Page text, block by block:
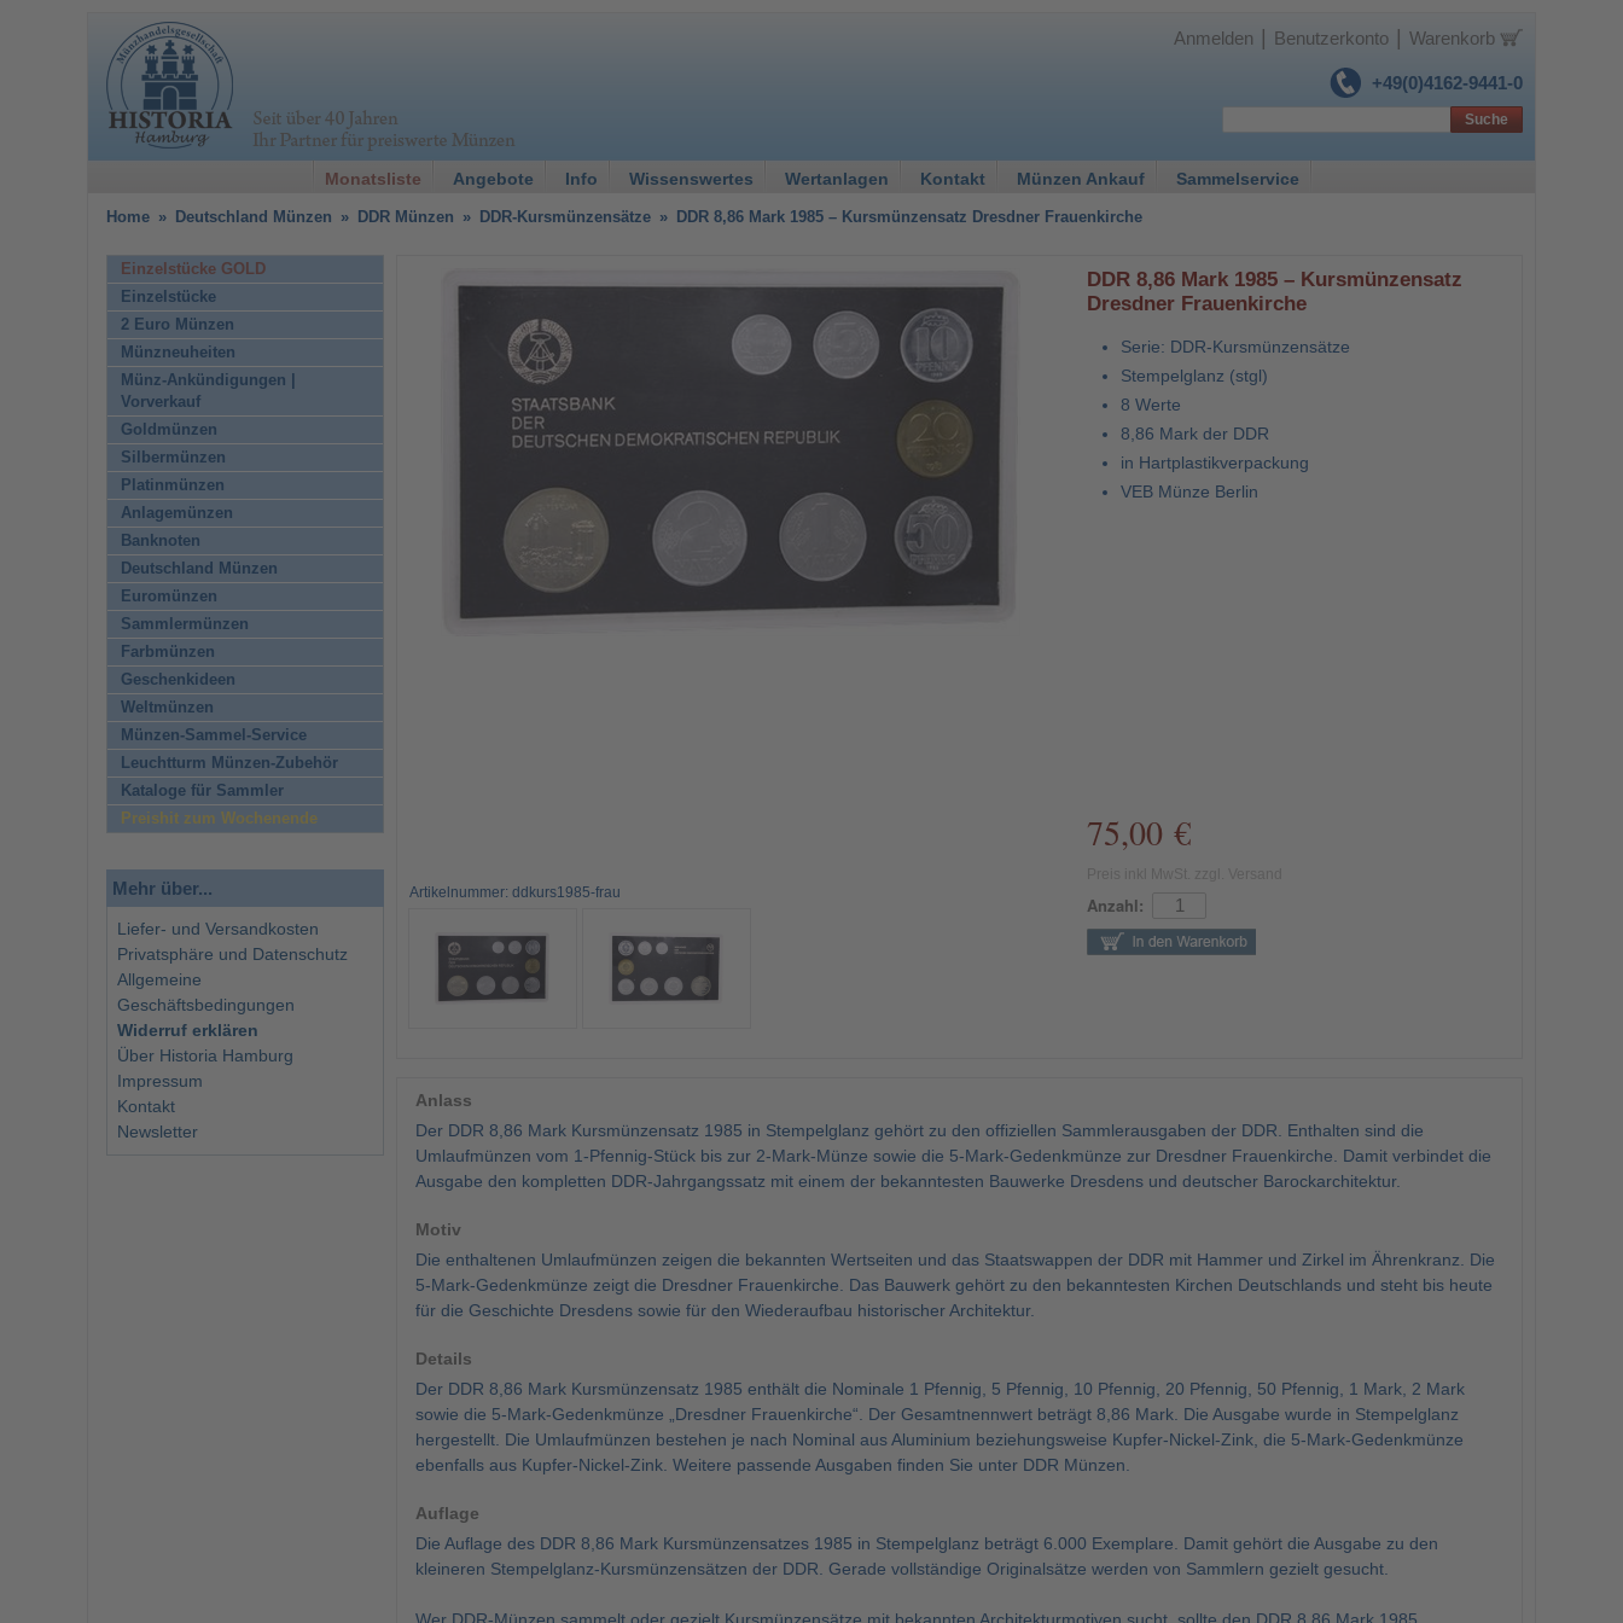
+49(0)4162-9441-0
Anmelden Benutzerkonto Warenkorb
Monatsliste Angebote Info Wissenswertes Wertanlagen Kontakt Münzen Ankauf Sammelservice
Suche
Home » Deutschland Münzen » DDR Münzen » DDR-Kursmünzensätze » DDR 8,86 Mark 1985 – Kursmünzensatz Dresdner Frauenkirche
Artikelnummer: ddkurs1985-frau
DDR 8,86 Mark 1985 – Kursmünzensatz
Dresdner Frauenkirche
Serie: DDR-Kursmünzensätze
Stempelglanz (stgl)
8 Werte
8,86 Mark der DDR
in Hartplastikverpackung
VEB Münze Berlin
75,00 €
Anzahl:
Anlass
Der DDR 8,86 Mark Kursmünzensatz 1985 in Stempelglanz gehört zu den offiziellen Sammlerausgaben der DDR. Enthalten sind die
Umlaufmünzen vom 1-Pfennig-Stück bis zur 2-Mark-Münze sowie die 5-Mark-Gedenkmünze zur Dresdner Frauenkirche. Damit verbindet die
Ausgabe den kompletten DDR-Jahrgangssatz mit einem der bekanntesten Bauwerke Dresdens und deutscher Barockarchitektur.
Motiv
Die enthaltenen Umlaufmünzen zeigen die bekannten Wertseiten und das Staatswappen der DDR mit Hammer und Zirkel im Ährenkranz. Die
5-Mark-Gedenkmünze zeigt die Dresdner Frauenkirche. Das Bauwerk gehört zu den bekanntesten Kirchen Deutschlands und steht bis heute
für die Geschichte Dresdens sowie für den Wiederaufbau historischer Architektur.
Details
Der DDR 8,86 Mark Kursmünzensatz 1985 enthält die Nominale 1 Pfennig, 5 Pfennig, 10 Pfennig, 20 Pfennig, 50 Pfennig, 1 Mark, 2 Mark
sowie die 5-Mark-Gedenkmünze „Dresdner Frauenkirche“. Der Gesamtnennwert beträgt 8,86 Mark. Die Ausgabe wurde in Stempelglanz
hergestellt. Die Umlaufmünzen bestehen je nach Nominal aus Aluminium beziehungsweise Kupfer-Nickel-Zink, die 5-Mark-Gedenkmünze
ebenfalls aus Kupfer-Nickel-Zink. Weitere passende Ausgaben finden Sie unter DDR Münzen.
Auflage
Die Auflage des DDR 8,86 Mark Kursmünzensatzes 1985 in Stempelglanz beträgt 6.000 Exemplare. Damit gehört die Ausgabe zu den
kleineren Stempelglanz-Kursmünzensätzen der DDR. Gerade vollständige Originalsätze werden von Sammlern gezielt gesucht.
Einzelstücke GOLD
Einzelstücke
2 Euro Münzen
Münzneuheiten
Münz-Ankündigungen |
Vorverkauf
Goldmünzen
Silbermünzen
Platinmünzen
Anlagemünzen
Banknoten
Deutschland Münzen
Euromünzen
Sammlermünzen
Farbmünzen
Geschenkideen
Weltmünzen
Münzen-Sammel-Service
Leuchtturm Münzen-Zubehör
Kataloge für Sammler
Preishit zum Wochenende
Mehr über...
Liefer- und Versandkosten
Privatsphäre und Datenschutz
Allgemeine
Geschäftsbedingungen
Widerruf erklären
Über Historia Hamburg
Impressum
Kontakt
Newsletter